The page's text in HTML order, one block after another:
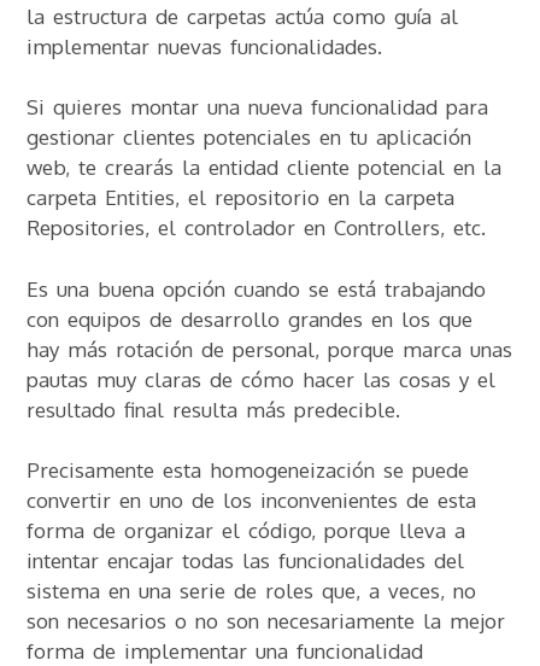
la estructura de carpetas actúa como guía al
implementar nuevas funcionalidades.
Si quieres montar una nueva funcionalidad para
gestionar clientes potenciales en tu aplicación
web, te crearás la entidad cliente potencial en la
carpeta Entities, el repositorio en la carpeta
Repositories, el controlador en Controllers, etc.
Es una buena opción cuando se está trabajando
con equipos de desarrollo grandes en los que
hay más rotación de personal, porque marca unas
pautas muy claras de cómo hacer las cosas y el
resultado final resulta más predecible.
Precisamente esta homogeneización se puede
convertir en uno de los inconvenientes de esta
forma de organizar el código, porque lleva a
intentar encajar todas las funcionalidades del
sistema en una serie de roles que, a veces, no
son necesarios o no son necesariamente la mejor
forma de implementar una funcionalidad